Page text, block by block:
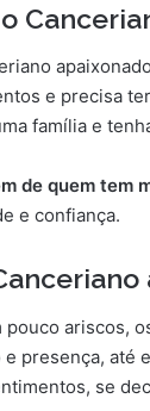
e precisa
família e
de quem tem
e confiança.
ariscos,
presença, até
se